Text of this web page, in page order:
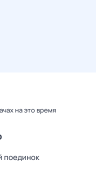
на это время
поединок